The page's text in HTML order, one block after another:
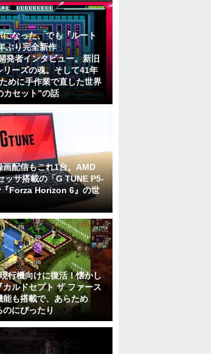
なった、でも『ルート
ぶり完全新作
発者インタビュー。新旧
リーズの魂。そして41年
めに手作業で直した世界
カセット”の話
画配信もこれ1台。AMD
サ搭載の「G TUNE P5-
Forza Horizon 6』の世
行機向けに復活！懐かし
カルドセプト ザ ファース
能も搭載で、あらため
のにぴったり